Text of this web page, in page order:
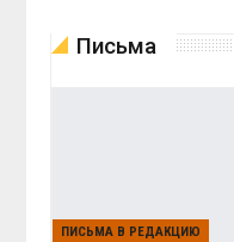
Письма
ПИСЬМА В РЕДАКЦИЮ